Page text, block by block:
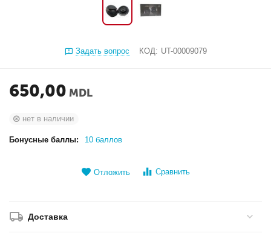
Задать вопрос КОД: UT-00009079
650,00 MDL
нет в наличии
Бонусные баллы: 10 баллов
Отложить Сравнить
Доставка